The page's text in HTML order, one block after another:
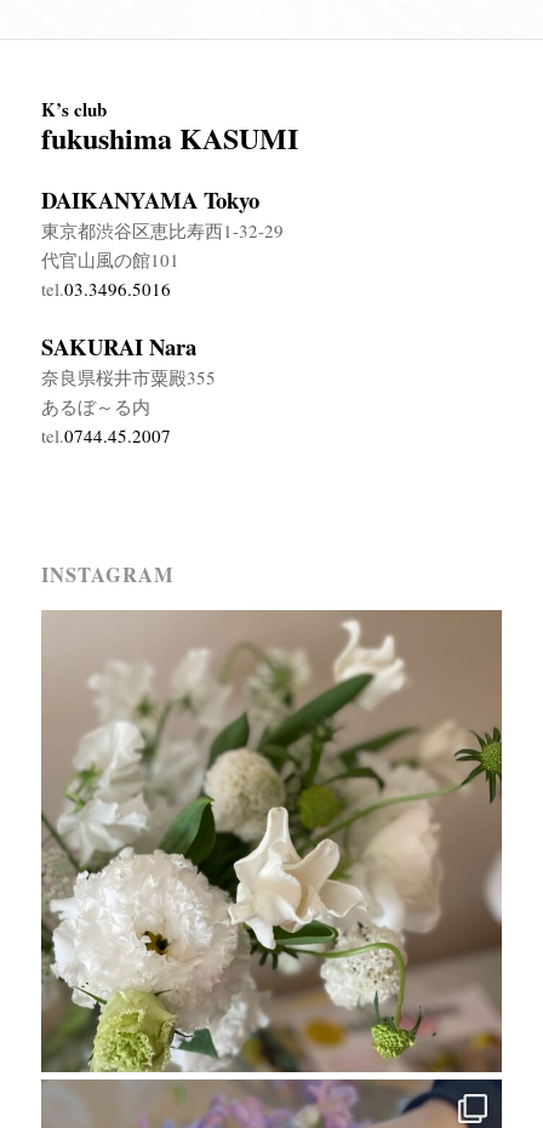
K’s club
fukushima KASUMI
DAIKANYAMA Tokyo
東京都渋谷区恵比寿西1-32-29
代官山風の館101
tel.03.3496.5016
SAKURAI Nara
奈良県桜井市粟殿355
あるぼ～る内
tel.0744.45.2007
INSTAGRAM